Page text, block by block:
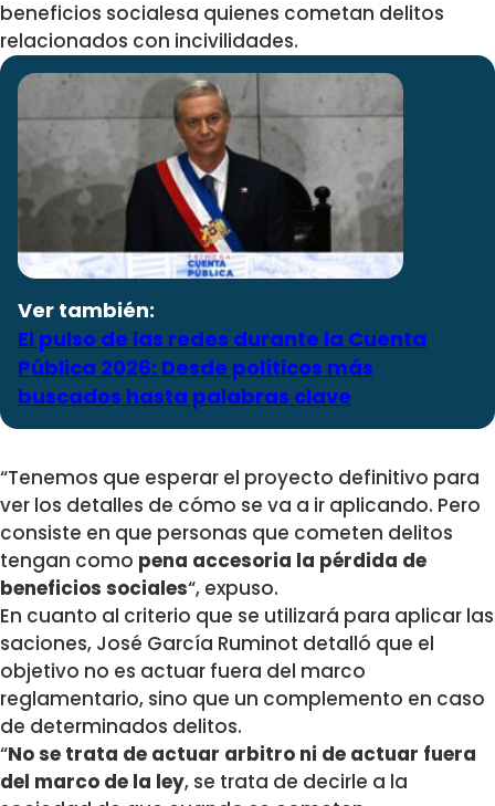
beneficios socialesa quienes cometan delitos
relacionados con incivilidades.
Ver también:
El pulso de las redes durante la Cuenta
Pública 2026: Desde políticos más
buscados hasta palabras clave
“Tenemos que esperar el proyecto definitivo para
ver los detalles de cómo se va a ir aplicando. Pero
consiste en que personas que cometen delitos
tengan como pena accesoria la pérdida de
beneficios sociales“, expuso.
En cuanto al criterio que se utilizará para aplicar las
saciones, José García Ruminot detalló que el
objetivo no es actuar fuera del marco
reglamentario, sino que un complemento en caso
de determinados delitos.
“No se trata de actuar arbitro ni de actuar fuera
del marco de la ley, se trata de decirle a la